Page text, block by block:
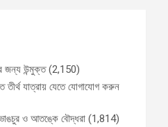
জন্য উন্মুক্ত (2,150)
তীর্থ যাত্রায় যেতে যোগাযোগ করুন
ও আতঙ্কে বৌদ্ধরা (1,814)